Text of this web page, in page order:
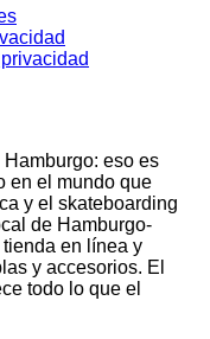
eso es
en el mundo que
y el skateboarding
de Hamburgo-
en línea y
y accesorios. El
todo lo que el